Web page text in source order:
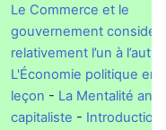
Le Commerce et le
gouvernement
relativement l’un à l’autre
L'Économie politique en
leçon - La Mentalité anti-
capitaliste - Introduction